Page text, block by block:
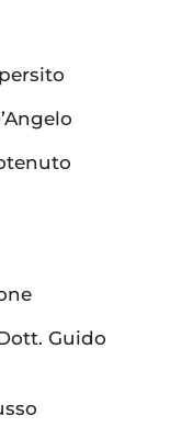
Guido